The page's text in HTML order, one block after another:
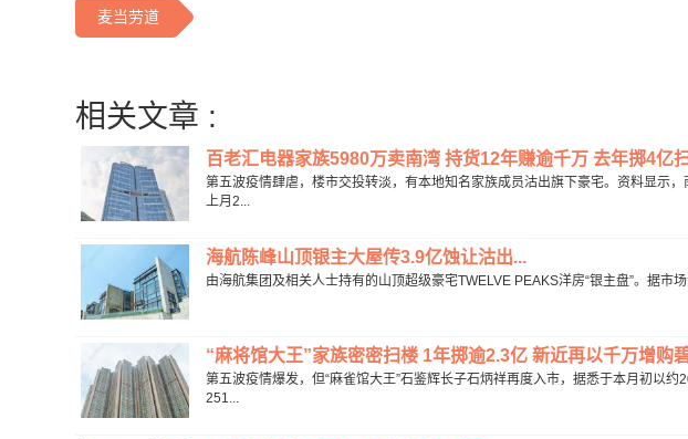
麦当劳道
相关文章 :
百老汇电器家族5980万卖南湾 持货12年赚逾千万 去年掷4亿
第五波疫情肆虐，楼市交投转淡，有本地知名家族成员沽出旗下豪宅。资料显示
上月2...
海航陈峰山顶银主大屋传3.9亿蚀让沽出...
由海航集团及相关人士持有的山顶超级豪宅TWELVE PEAKS洋房“银主盘”。据
“麻将馆大王”家族密密扫楼 1年掷逾2.3亿 新近再以千万增购
第五波疫情爆发，但“麻雀馆大王”石鉴辉长子石炳祥再度入市，据悉于本月初以
251...